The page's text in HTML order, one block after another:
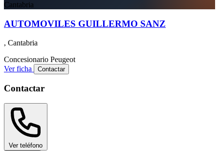
Cantabria
AUTOMOVILES GUILLERMO SANZ
, Cantabria
Concesionario Peugeot
Ver ficha
Contactar
Contactar
Ver teléfono